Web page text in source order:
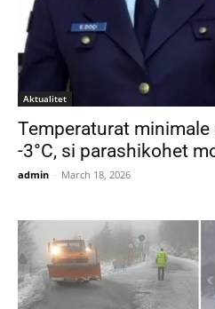
Aktualitet
Temperaturat
-3°C, si parashikohet
admin - March 18, 2026